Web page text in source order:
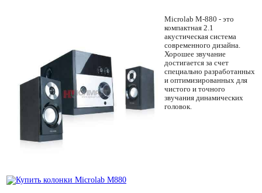
Microlab M-880 - это
компактная 2.1
акустическая система
современного дизайна.
Хорошее звучание
достигается за счет
специально разработанных
и оптимизированных для
чистого и точного
звучания динамических
головок.